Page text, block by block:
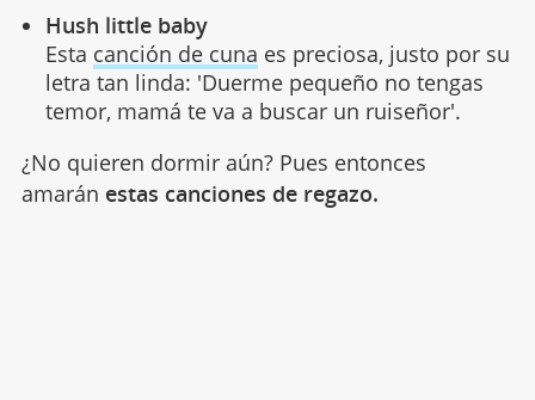
Hush little baby
Esta canción de cuna es preciosa, justo por su
letra tan linda: 'Duerme pequeño no tengas
temor, mamá te va a buscar un ruiseñor'.
¿No quieren dormir aún? Pues entonces
amarán estas canciones de regazo.